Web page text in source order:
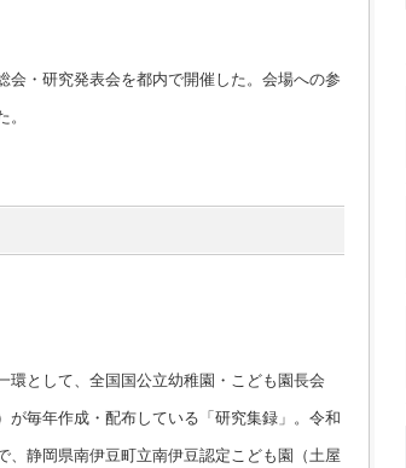
・研究発表会を都内で開催した。会場への参
として、全国国公立幼稚園・こども園長会
が毎年作成・配布している「研究集録」。令和
、静岡県南伊豆町立南伊豆認定こども園（土屋